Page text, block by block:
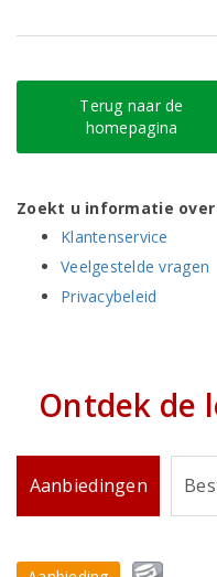
Terug naar de
homepagina
Zoekt u informatie over
Klantenservice
Veelgestelde vragen
Privacybeleid
Ontdek de
Aanbiedingen